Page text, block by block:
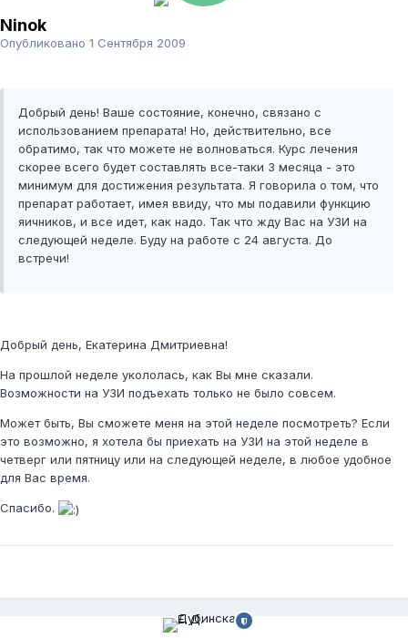
Ninok
Опубликовано 1 Сентября 2009
Добрый день! Ваше состояние, конечно, связано с
использованием препарата! Но, действительно, все
обратимо, так что можете не волноваться. Курс лечения
скорее всего будет составлять все-таки 3 месяца - это
минимум для достижения результата. Я говорила о том, что
препарат работает, имея ввиду, что мы подавили функцию
яичников, и все идет, как надо. Так что жду Вас на УЗИ на
следующей неделе. Буду на работе с 24 августа. До
встречи!
Добрый день, Екатерина Дмитриевна!
На прошлой неделе укололась, как Вы мне сказали.
Возможности на УЗИ подъехать только не было совсем.
Может быть, Вы сможете меня на этой неделе посмотреть? Если
это возможно, я хотела бы приехать на УЗИ на этой неделе в
четверг или пятницу или на следующей неделе, в любое удобное
для Вас время.
Спасибо.